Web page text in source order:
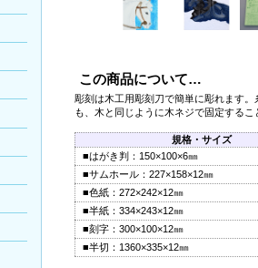
この商品について…
彫刻は木工用彫刻刀で簡単に彫れます。
も、木と同じように木ネジで固定するこ
規格・サイズ
■はがき判：150×100×6㎜
■サムホール：227×158×12㎜
■色紙：272×242×12㎜
■半紙：334×243×12㎜
■刻字：300×100×12㎜
■半切：1360×335×12㎜